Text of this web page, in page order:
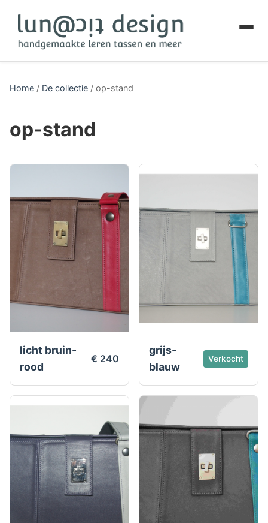
Home / De collectie / op-stand
op-stand
licht bruin-
rood
€ 240
grijs-
blauw
Verkocht